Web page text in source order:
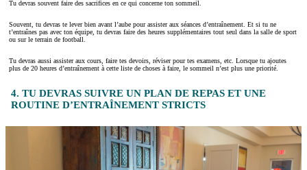
Tu devras souvent faire des sacrifices en ce qui concerne ton sommeil.
Souvent, tu devras te lever bien avant l’aube pour assister aux séances d’entraînement. Et si tu ne
t’entraînes pas avec ton équipe, tu devras faire des heures supplémentaires tout seul dans la salle de sport
ou sur le terrain de football.
Tu devras aussi assister aux cours, faire tes devoirs, réviser pour tes examens, etc. Lorsque tu ajoutes
plus de 20 heures d’entraînement à cette liste de choses à faire, le sommeil n’est plus une priorité.
4. TU DEVRAS SUIVRE UN PLAN DE REPAS ET UNE
ROUTINE D’ENTRAÎNEMENT STRICTS